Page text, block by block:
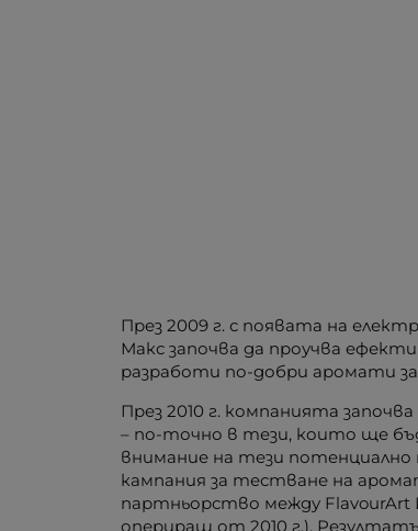
През 2009 г. с появата на
Макс започва да проучва
разработи по-добри аромати за
През 2010 г. компанията
– по-точно в тези, които ще
внимание на тези потенциално
кампания за тестване на
партньорство между
опериращ от 2010 г.).